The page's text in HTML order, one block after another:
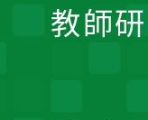
教師